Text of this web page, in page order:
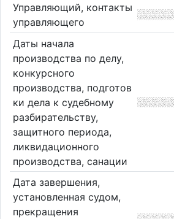
Управляющий, контакты
управляющего
Даты начала
производства по делу,
конкурсного
производства, подготов
ки дела к судебному
разбирательству,
защитного периода,
ликвидационного
производства, санации
Дата завершения,
установленная судом,
прекращения